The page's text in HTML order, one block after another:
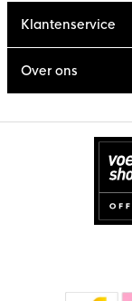
Klantenservice
Over ons